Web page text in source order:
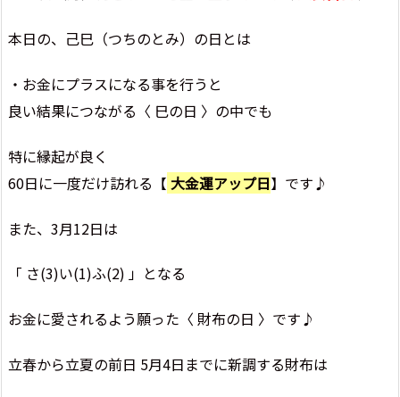
本日の、己巳（つちのとみ）の日とは
・お金にプラスになる事を行うと
良い結果につながる〈 巳の日 〉の中でも
特に縁起が良く
60日に一度だけ訪れる【 大金運アップ日】です♪
また、3月12日は
「 さ(3)い(1)ふ(2) 」となる
お金に愛されるよう願った〈 財布の日 〉です♪
立春から立夏の前日 5月4日までに新調する財布は